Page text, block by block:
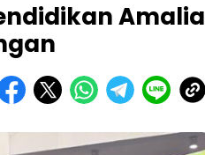
Amalia